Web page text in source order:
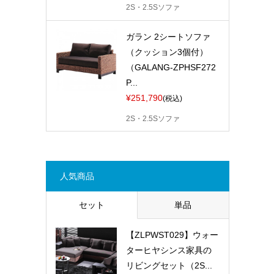
2S・2.5Sソファ
ガラン 2シートソファ
（クッション3個付）
（GALANG-ZPHSF272
P...
¥251,790(税込)
2S・2.5Sソファ
人気商品
セット 単品
【ZLPWST029】ウォー
ターヒヤシンス家具の
リビングセット（2S...